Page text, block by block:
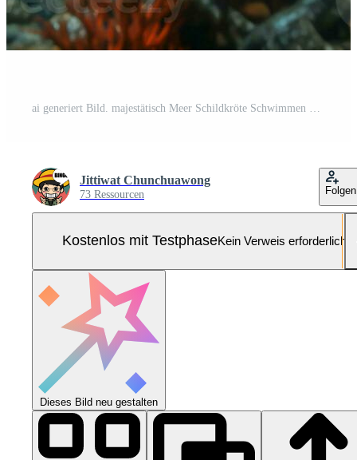
Jittiwat Chunchuawong
73 Ressourcen Folgen
Kostenlos mit TestphaseKein Verweis erforderlich
Dieses Bild neu gestalten